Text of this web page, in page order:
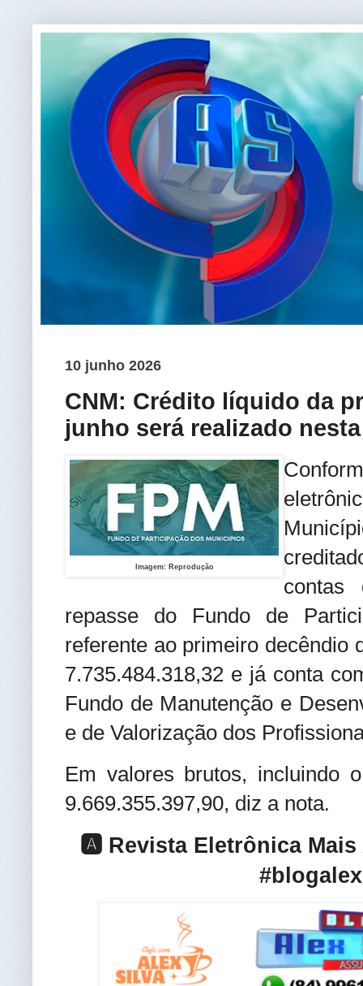
10 junho 2026
CNM: Crédito líquido da
junho será realizado
Imagem: Reprodução
contas
repasse do Fundo de
referente ao primeiro decêndio
7.735.484.318,32 e já conta
Fundo de Manutenção e
e de Valorização dos
Em valores brutos, incluindo
9.669.355.397,90, diz a nota.
🅰️ Revista Eletrônica